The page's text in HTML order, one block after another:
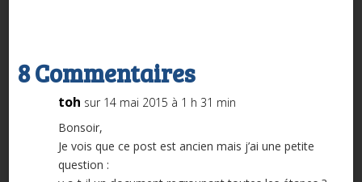
8 Commentaires
toh sur 14 mai 2015 à 1 h 31 min
Bonsoir,
Je vois que ce post est ancien mais j’ai une petite
question :